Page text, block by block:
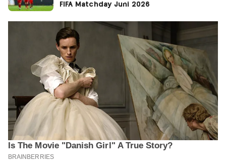
FIFA Matchday Juni 2026